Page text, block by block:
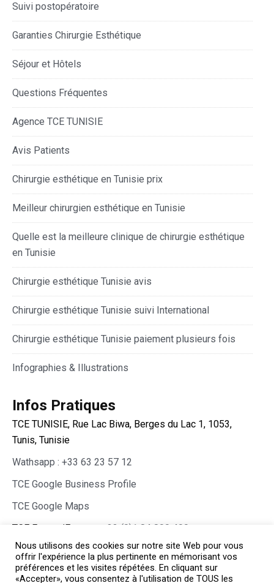
Suivi postopératoire
Garanties Chirurgie Esthétique
Séjour et Hôtels
Questions Fréquentes
Agence TCE TUNISIE
Avis Patients
Chirurgie esthétique en Tunisie prix
Meilleur chirurgien esthétique en Tunisie
Quelle est la meilleure clinique de chirurgie esthétique
en Tunisie
Chirurgie esthétique Tunisie avis
Chirurgie esthétique Tunisie suivi International
Chirurgie esthétique Tunisie paiement plusieurs fois
Infographies & Illustrations
Infos Pratiques
TCE TUNISIE, Rue Lac Biwa, Berges du Lac 1, 1053,
Tunis, Tunisie
Wathsapp : +33 63 23 57 12
TCE Google Business Profile
TCE Google Maps
TCE France/Europe :
+33 (0)1 84 800 400
Nous utilisons des cookies sur notre site Web pour vous
offrir l'expérience la plus pertinente en mémorisant vos
préférences et les visites répétées. En cliquant sur
«Accepter», vous consentez à l'utilisation de TOUS les